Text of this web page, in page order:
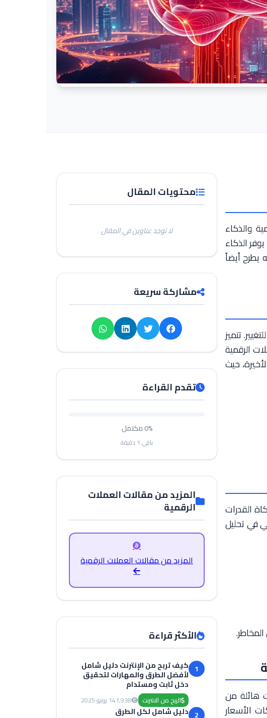
والذكاء
الذكاء
يطرح أيضاً
تتميز
الرقمية
حيث
القدرات
في تحليل
هائلة من
الأسعار
محتويات المقال
لا توجد عناوين في المقال
مشاركة سريعة
تقدم القراءة
0%مكتمل
باقي 1 دقيقة
المزيد من مقالات العملات
الرقمية
المزيد من مقالات العملات الرقمية
الأكثر قراءة
1 كيف تربح من الإنترنت دليل شامل
لأفضل الطرق والمهارات لتحقيق
دخل ثابت ومستدام
الربح من الانترنت 1,93814 يونيو 2025
2 دليل شامل لكل الطرق